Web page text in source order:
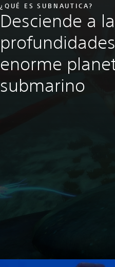
¿QUÉ ES SUBNAUTICA?
Desciende a
enorme
submarino